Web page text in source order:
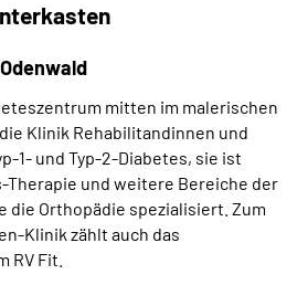
mitten im malerischen
Klinik Rehabilitandinnen und
1- und Typ-2-Diabetes, sie ist
Therapie und weitere Bereiche der
die Orthopädie spezialisiert. Zum
Klinik zählt auch das
RV Fit.